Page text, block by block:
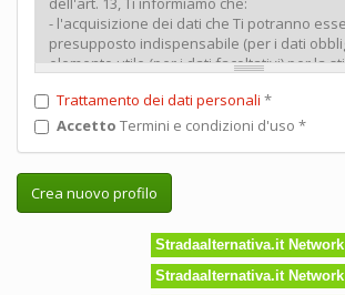
Trattamento dei dati personali *
Accetto Termini e condizioni d'uso *
Crea nuovo profilo
Stradaalternativa.it Network
Stradaalternativa.it Network